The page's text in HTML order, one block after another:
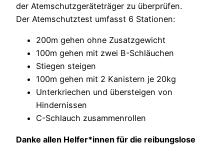
der Atemschutzgeräteträger zu überprüfen.
Der Atemschutztest umfasst 6 Stationen:
200m gehen ohne Zusatzgewicht
100m gehen mit zwei B-Schläuchen
Stiegen steigen
100m gehen mit 2 Kanistern je 20kg
Unterkriechen und übersteigen von
Hindernissen
C-Schlauch zusammenrollen
Danke allen Helfer*innen für die reibungslose